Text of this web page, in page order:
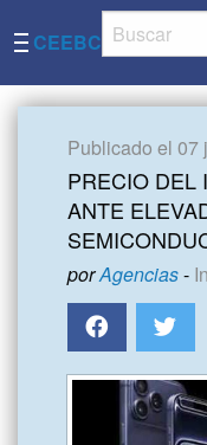
CEEBC
Publicado el 07
PRECIO DEL
ANTE
porAgencias-